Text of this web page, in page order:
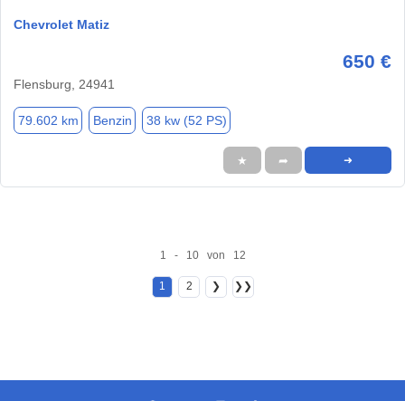
Chevrolet Matiz
650 €
Flensburg, 24941
79.602 km Benzin 38 kw (52 PS)
★ ➦ ➜
1 - 10 von 12
1 2 ❯ ❯❯